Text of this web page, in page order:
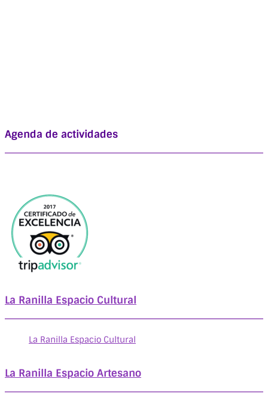
Agenda de actividades
La Ranilla Espacio Cultural
La Ranilla Espacio Cultural
La Ranilla Espacio Artesano